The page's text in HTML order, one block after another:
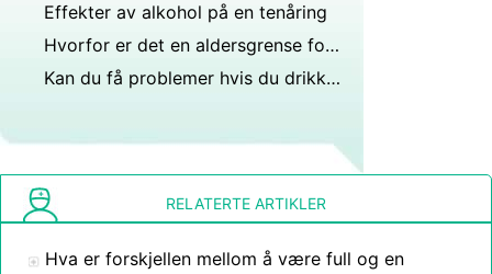
Effekter av alkohol på en tenåring
Hvorfor er det en aldersgrense for å drikke alkohol?
Kan du få problemer hvis du drikker på fest med alkohol?
RELATERTE ARTIKLER
Hva er forskjellen mellom å være full og en